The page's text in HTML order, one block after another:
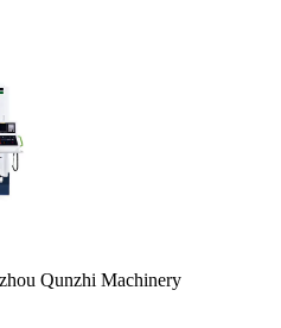
Qunzhi Machinery